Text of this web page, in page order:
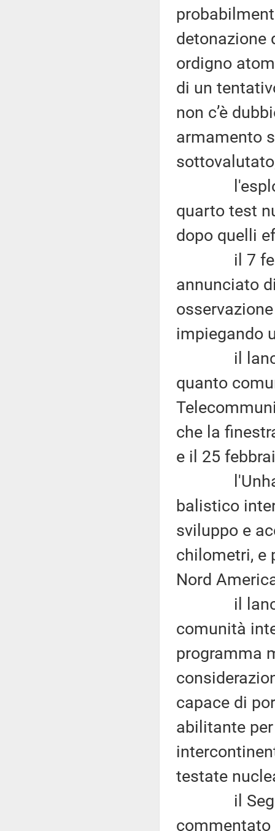
detonazione
ordigno
di un
non c’è
armamento
quarto test
dopo quelli
il 7
annunciato
impiegando
il lancio è
quanto
che la
e il 25
l'Unha è
balistico
sviluppo e
chilometri, e
Nord
il lancio
comunità
programma
capace di
abilitante
testate
il